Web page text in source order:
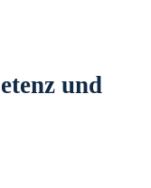
und